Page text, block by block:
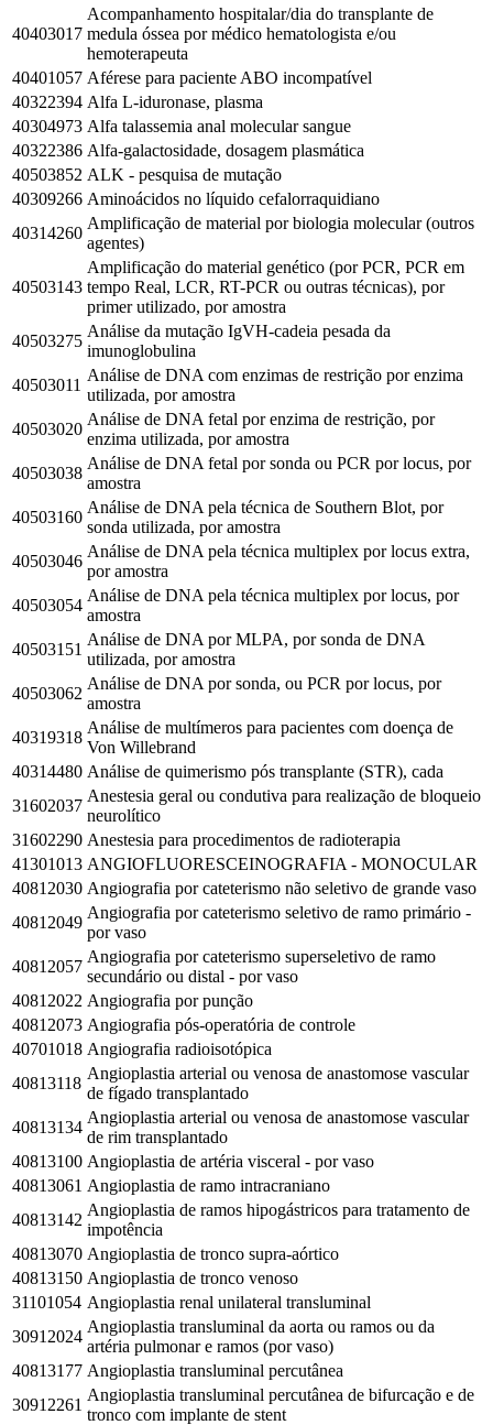
40403017
Acompanhamento hospitalar/dia do transplante de
medula óssea por médico hematologista e/ou
hemoterapeuta
40401057 Aférese para paciente ABO incompatível
40322394 Alfa L-iduronase, plasma
40304973 Alfa talassemia anal molecular sangue
40322386 Alfa-galactosidade, dosagem plasmática
40503852 ALK - pesquisa de mutação
40309266 Aminoácidos no líquido cefalorraquidiano
40314260
Amplificação de material por biologia molecular (outros
agentes)
40503143
Amplificação do material genético (por PCR, PCR em
tempo Real, LCR, RT-PCR ou outras técnicas), por
primer utilizado, por amostra
40503275
Análise da mutação IgVH-cadeia pesada da
imunoglobulina
40503011
Análise de DNA com enzimas de restrição por enzima
utilizada, por amostra
40503020
Análise de DNA fetal por enzima de restrição, por
enzima utilizada, por amostra
40503038
Análise de DNA fetal por sonda ou PCR por locus, por
amostra
40503160
Análise de DNA pela técnica de Southern Blot, por
sonda utilizada, por amostra
40503046
Análise de DNA pela técnica multiplex por locus extra,
por amostra
40503054
Análise de DNA pela técnica multiplex por locus, por
amostra
40503151
Análise de DNA por MLPA, por sonda de DNA
utilizada, por amostra
40503062
Análise de DNA por sonda, ou PCR por locus, por
amostra
40319318
Análise de multímeros para pacientes com doença de
Von Willebrand
40314480 Análise de quimerismo pós transplante (STR), cada
31602037
Anestesia geral ou condutiva para realização de bloqueio
neurolítico
31602290 Anestesia para procedimentos de radioterapia
41301013 ANGIOFLUORESCEINOGRAFIA - MONOCULAR
40812030 Angiografia por cateterismo não seletivo de grande vaso
40812049
Angiografia por cateterismo seletivo de ramo primário -
por vaso
40812057
Angiografia por cateterismo superseletivo de ramo
secundário ou distal - por vaso
40812022 Angiografia por punção
40812073 Angiografia pós-operatória de controle
40701018 Angiografia radioisotópica
40813118
Angioplastia arterial ou venosa de anastomose vascular
de fígado transplantado
40813134
Angioplastia arterial ou venosa de anastomose vascular
de rim transplantado
40813100 Angioplastia de artéria visceral - por vaso
40813061 Angioplastia de ramo intracraniano
40813142
Angioplastia de ramos hipogástricos para tratamento de
impotência
40813070 Angioplastia de tronco supra-aórtico
40813150 Angioplastia de tronco venoso
31101054 Angioplastia renal unilateral transluminal
30912024
Angioplastia transluminal da aorta ou ramos ou da
artéria pulmonar e ramos (por vaso)
40813177 Angioplastia transluminal percutânea
30912261
Angioplastia transluminal percutânea de bifurcação e de
tronco com implante de stent